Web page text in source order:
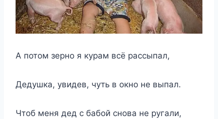
А потом зерно я курам всё рассыпал,
Дедушка, увидев, чуть в окно не выпал.
Чтоб меня дед с бабой снова не ругали,